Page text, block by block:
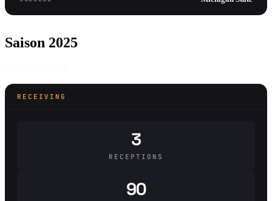
Saison 2025
RECEIVING
3
RECEPTIONS
90